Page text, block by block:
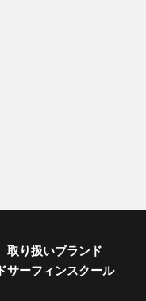
取り扱いブランド
サーフィンスクール